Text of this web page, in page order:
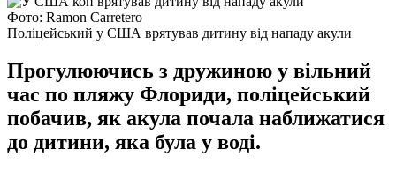
Фото: Ramon Carretero
Поліцейський у США врятував дитину від нападу акули
Прогулюючись з дружиною у вільний
час по пляжу Флориди, поліцейський
побачив, як акула почала наближатися
до дитини, яка була у воді.